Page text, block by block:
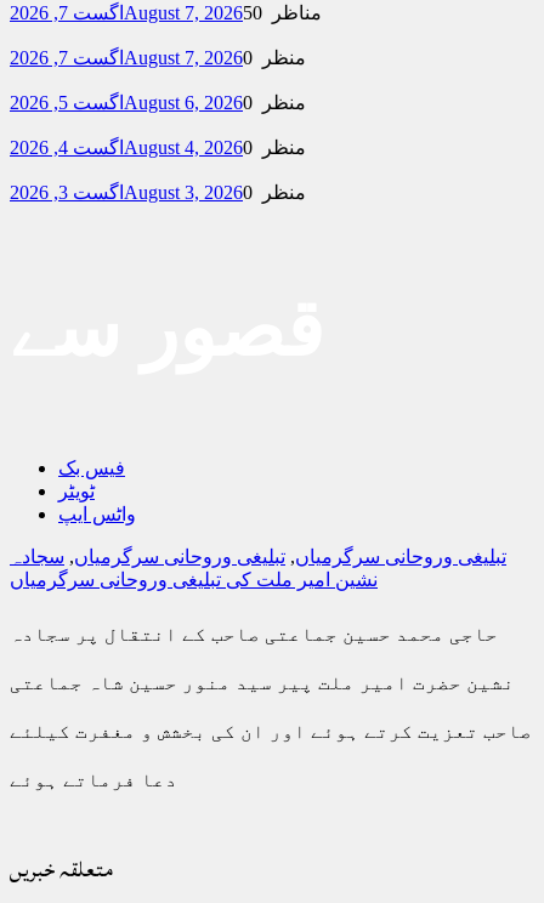
اگست 7, 2026 August 7, 2026 50 مناظر
اگست 7, 2026 August 7, 2026 0 منظر
اگست 5, 2026 August 6, 2026 0 منظر
اگست 4, 2026 August 4, 2026 0 منظر
اگست 3, 2026 August 3, 2026 0 منظر
فیس بک
ٹویٹر
واٹس ایپ
تبلیغی وروحانی سرگرمیاں, تبلیغی وروحانی سرگرمیاں, سجادہ
نشین امیر ملت کی تبلیغی وروحانی سرگرمیاں
حاجی محمد حسین جماعتی صاحب کے انتقال پر سجادہ
نشین حضرت امیر ملت پیر سید منور حسین شاہ جماعتی
صاحب تعزیت کرتے ہوئے اور ان کی بخشش و مغفرت کیلئے
دعا فرماتے ہوئے
متعلقہ خبریں